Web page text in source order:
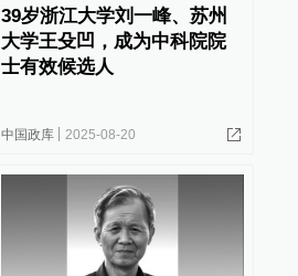
39岁浙江大学刘一峰、苏州
大学王殳凹，成为中科院院
士有效候选人
中国政库 2025-08-20